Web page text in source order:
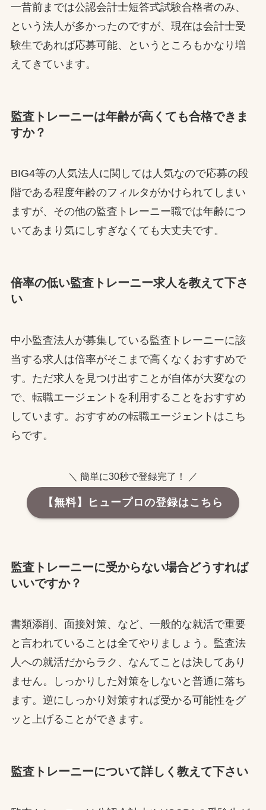
一昔前までは公認会計士短答式試験合格者のみ、
という法人が多かったのですが、現在は会計士受
験生であれば応募可能、というところもかなり増
えてきています。
監査トレーニーは年齢が高くても合格できま
すか？
BIG4等の人気法人に関しては人気なので応募の段
階である程度年齢のフィルタがかけられてしまい
ますが、その他の監査トレーニー職では年齢につ
いてあまり気にしすぎなくても大丈夫です。
倍率の低い監査トレーニー求人を教えて下さ
い
中小監査法人が募集している監査トレーニーに該
当する求人は倍率がそこまで高くなくおすすめで
す。ただ求人を見つけ出すことが自体が大変なの
で、転職エージェントを利用することをおすすめ
しています。おすすめの転職エージェントはこち
らです。
＼ 簡単に30秒で登録完了！ ／
【無料】ヒュープロの登録はこちら
監査トレーニーに受からない場合どうすれば
いいですか？
書類添削、面接対策、など、一般的な就活で重要
と言われていることは全てやりましょう。監査法
人への就活だからラク、なんてことは決してあり
ません。しっかりした対策をしないと普通に落ち
ます。逆にしっかり対策すれば受かる可能性をグ
ッと上げることができます。
監査トレーニーについて詳しく教えて下さい